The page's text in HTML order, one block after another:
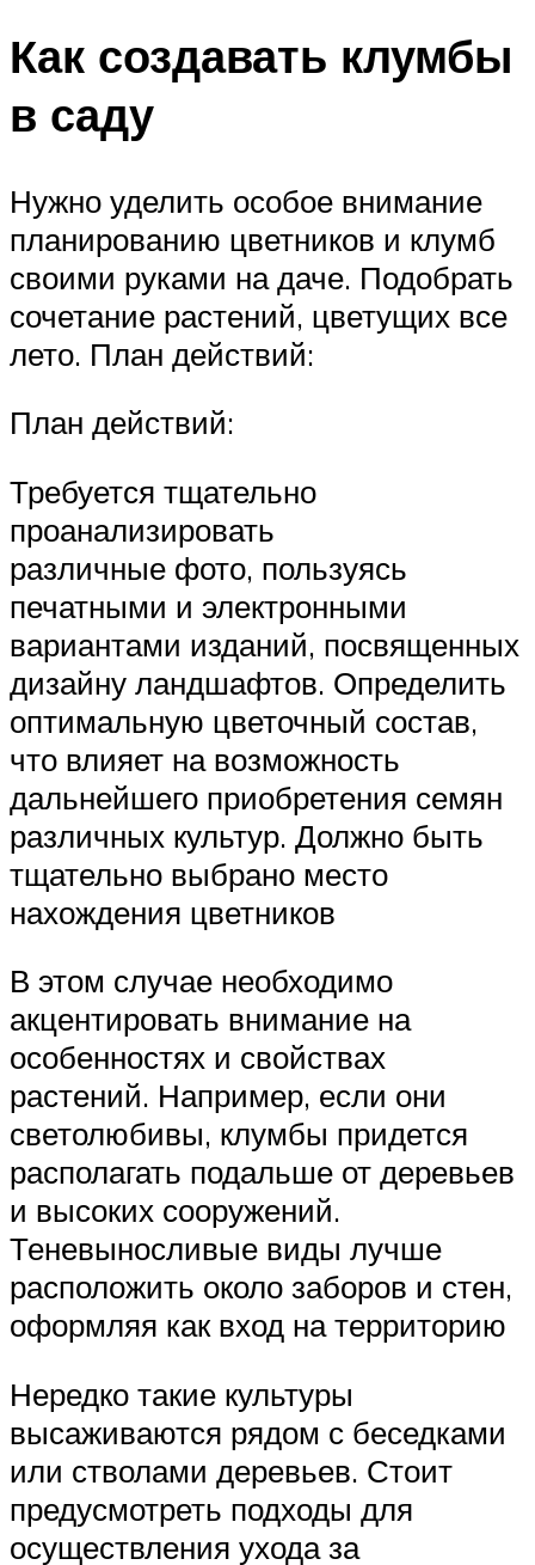
Как создавать клумбы
в саду
Нужно уделить особое внимание
планированию цветников и клумб
своими руками на даче. Подобрать
сочетание растений, цветущих все
лето. План ​действий:
План ​действий:
Требуется тщательно
проанализировать
различные фото, пользуясь
печатными и электронными
вариантами изданий, посвященных
дизайну ландшафтов. Определить
оптимальную цветочный состав,
что влияет на возможность
дальнейшего приобретения семян
различных культур. Должно быть
тщательно выбрано место
нахождения цветников
В этом случае необходимо
акцентировать внимание на
особенностях и свойствах
растений. Например, если они
светолюбивы, клумбы придется
располагать подальше от деревьев
и высоких сооружений.
Теневыносливые виды лучше
расположить около заборов и стен,
оформляя как вход на территорию
Нередко такие культуры
высаживаются рядом с беседками
или стволами деревьев. Стоит
предусмотреть подходы для
осуществления ухода за